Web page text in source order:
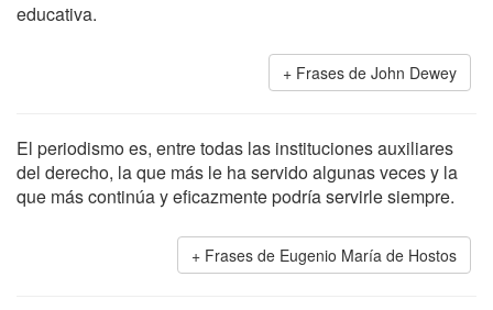
educativa.
Frases de John Dewey
El periodismo es, entre todas las instituciones auxiliares
del derecho, la que más le ha servido algunas veces y la
que más continúa y eficazmente podría servirle siempre.
Frases de Eugenio María de Hostos